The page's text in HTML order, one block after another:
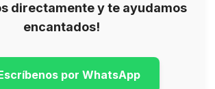
directamente y te ayudamos
encantados!
por WhatsApp